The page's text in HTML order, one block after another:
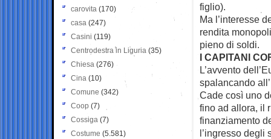
figlio).
Ma l’interesse
rendita
pieno di soldi.
I CAPITANI
L’avvento
spalancando
Cade così uno
fino ad allora, il
finanziamento
l’ingresso degli
carovita (170)
casa (247)
Casini (119)
Centrodestra in Liguria (35)
Chiesa (276)
Cina (10)
Comune (342)
Coop (7)
Cossiga (7)
Costume (5.581)